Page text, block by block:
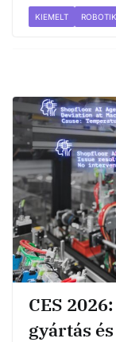
KIEMELT
CES
gyártás